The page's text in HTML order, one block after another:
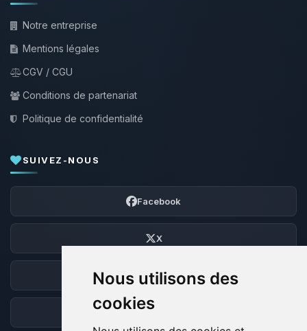
Nous utilisons des
cookies
Notre entreprise
Mentions légales
CGV / CGU
Conditions de partenariat
Politique de confidentialité
SUIVEZ-NOUS
Facebook
X
Discord
Forum